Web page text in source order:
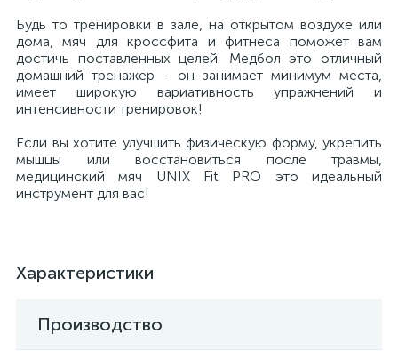
Будь то тренировки в зале, на открытом воздухе или
дома, мяч для кроссфита и фитнеса поможет вам
достичь поставленных целей. Медбол это отличный
домашний тренажер - он занимает минимум места,
имеет широкую вариативность упражнений и
интенсивности тренировок!
Если вы хотите улучшить физическую форму, укрепить
мышцы или восстановиться после травмы,
медицинский мяч UNIX Fit PRO это идеальный
инструмент для вас!
Характеристики
Производство